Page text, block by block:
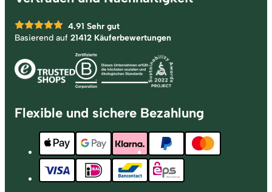
4.91 Sehr gut
Basierend auf 21412 Käuferbewertungen
Flexible und sichere Bezahlung